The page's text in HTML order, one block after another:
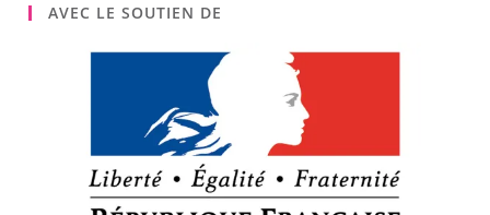
AVEC LE SOUTIEN DE